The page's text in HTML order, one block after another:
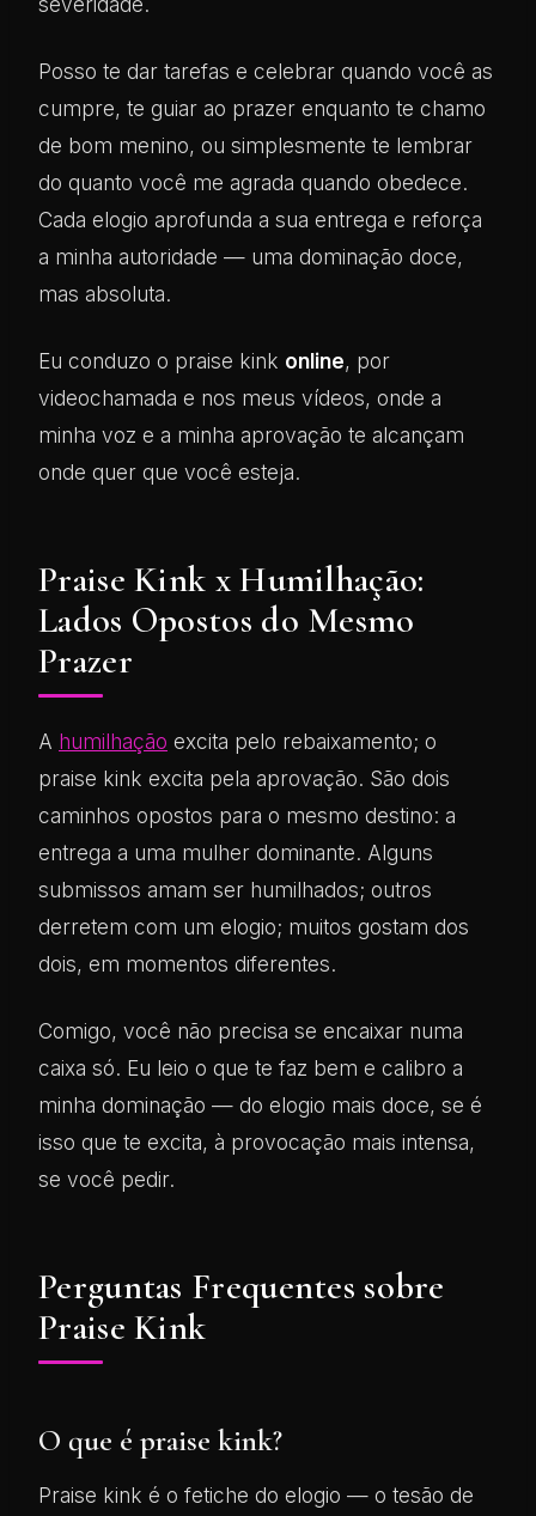
Posso te dar tarefas e celebrar quando você as
cumpre, te guiar ao prazer enquanto te chamo
de bom menino, ou simplesmente te lembrar
do quanto você me agrada quando obedece.
Cada elogio aprofunda a sua entrega e reforça
a minha autoridade — uma dominação doce,
mas absoluta.
Eu conduzo o praise kink online, por
videochamada e nos meus vídeos, onde a
minha voz e a minha aprovação te alcançam
onde quer que você esteja.
Praise Kink x Humilhação:
Lados Opostos do Mesmo
Prazer
A humilhação excita pelo rebaixamento; o
praise kink excita pela aprovação. São dois
caminhos opostos para o mesmo destino: a
entrega a uma mulher dominante. Alguns
submissos amam ser humilhados; outros
derretem com um elogio; muitos gostam dos
dois, em momentos diferentes.
Comigo, você não precisa se encaixar numa
caixa só. Eu leio o que te faz bem e calibro a
minha dominação — do elogio mais doce, se é
isso que te excita, à provocação mais intensa,
se você pedir.
Perguntas Frequentes sobre
Praise Kink
O que é praise kink?
Praise kink é o fetiche do elogio — o tesão de